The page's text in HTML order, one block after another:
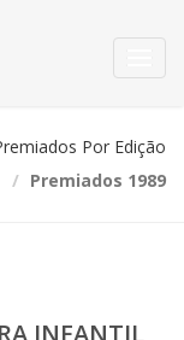
Por Edição
Premiados 1989
INFANTIL